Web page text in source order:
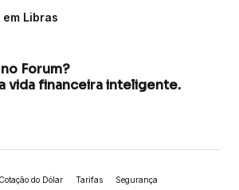
Libras
Forum?
vida financeira inteligente.
Cotação do Dólar Tarifas Segurança